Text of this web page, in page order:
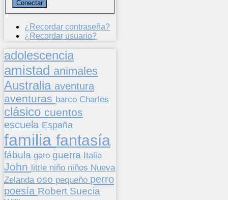
¿Recordar contraseña?
¿Recordar usuario?
adolescencia
amistad animales
Australia aventura
aventuras barco Charles
clásico cuentos
escuela España
familia fantasía
fábula gato guerra Italia
John little niño niños Nueva
Zelanda oso pequeño perro
poesía Robert Suecia